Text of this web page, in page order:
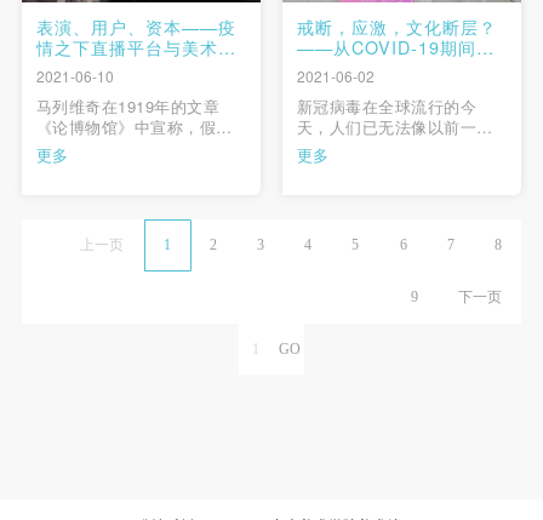
表演、用户、资本——疫
情之下直播平台与美术馆
的联动
2021-06-10
马列维奇在1919年的文章
《论博物馆》中宣称，假如
内战和经济、国家机构的倒
下摧毁了美术馆，这种传统
美术馆生存方式的变化，似
乎昭示着我们有可能走上这
更多
戒断，应激，文化断层？
——从COVID-19期间的
艺术机构网络实践谈起
2021-06-02
新冠病毒在全球流行的今
天，人们已无法像以前一样
把在城市空间中的移动视为
理所当然。艺术品无法流
下的西方艺术机构们都不得
件中迅速作出反应、转换计
更多
上一页 1 2 3 4 5 6 7 8
9 下一页